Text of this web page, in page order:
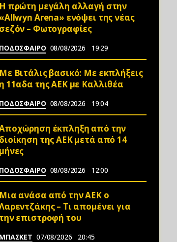
Η πρώτη μεγάλη αλλαγή στην
«Αllwyn Arena» ενόψει της νέας
σεζόν – Φωτoγραφίες
ΠΟΔΟΣΦΑΙΡΟ 08/08/2026 19:29
Mε Βιτάλις βασικό: Με εκπλήξεις
η 11αδα της ΑΕΚ με Καλλιθέα
ΠΟΔΟΣΦΑΙΡΟ 08/08/2026 19:04
έκπληξη από την
διοίκηση της ΑΕΚ μετά από 14
μήνες
ΠΟΔΟΣΦΑΙΡΟ 08/08/2026 12:00
Μια ανάσα από την ΑΕΚ ο
– Τι απομένει για
την επιστροφή του
ΜΠΑΣΚΕΤ 07/08/2026 20:45